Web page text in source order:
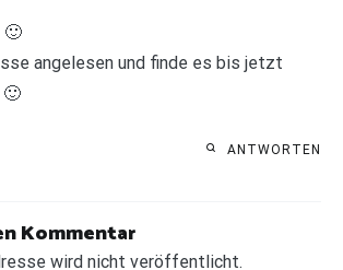
🙂
angelesen und finde es bis jetzt
ANTWORTEN
Kommentar
wird nicht veröffentlicht.